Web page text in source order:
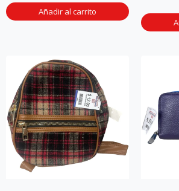
Añadir al carrito